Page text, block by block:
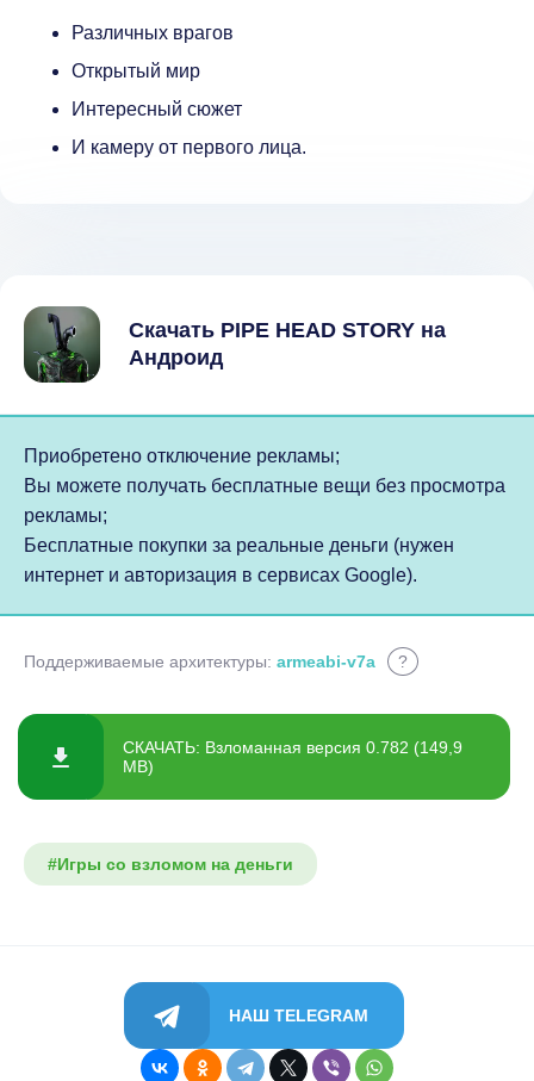
Различных врагов
Открытый мир
Интересный сюжет
И камеру от первого лица.
Скачать PIPE HEAD STORY на
Андроид
Приобретено отключение рекламы;
Вы можете получать бесплатные вещи без просмотра
рекламы;
Бесплатные покупки за реальные деньги (нужен
интернет и авторизация в сервисах Google).
Поддерживаемые архитектуры: armeabi-v7a ?
СКАЧАТЬ: Взломанная версия 0.782 (149,9
MB)
#Игры со взломом на деньги
НАШ TELEGRAM